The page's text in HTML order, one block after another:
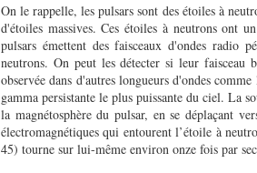
On le rappelle, les pulsars sont des étoiles à
d'étoiles massives. Ces étoiles à neutrons ont
pulsars émettent des faisceaux d'ondes
neutrons. On peut les détecter si leur faisceau
observée dans d'autres longueurs d'ondes
gamma persistante le plus puissante du ciel. La
la magnétosphère du pulsar, en se déplaçant
électromagnétiques qui entourent l’étoile à
45) tourne sur lui-même environ onze fois par